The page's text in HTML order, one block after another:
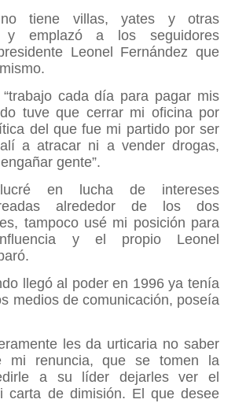
tiene villas, yates y otras
y emplazó a los seguidores
Leonel Fernández que
cada día para pagar mis
tuve que cerrar mi oficina por
del que fue mi partido por ser
a atracar ni a vender drogas,
gente”.
en lucha de intereses
alrededor de los dos
tampoco usé mi posición para
y el propio Leonel
llegó al poder en 1996 ya tenía
medios de comunicación, poseía
les da urticaria no saber
mi renuncia, que se tomen la
a su líder dejarles ver el
carta de dimisión. El que desee